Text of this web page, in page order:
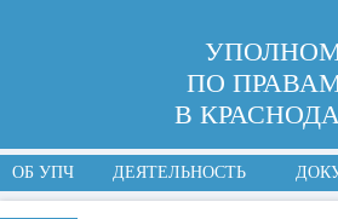
ПО
В
ОБ УПЧ ДЕЯТЕЛЬНОСТЬ